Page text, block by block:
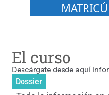
El curso
Descárgate desde aquí
Dossier